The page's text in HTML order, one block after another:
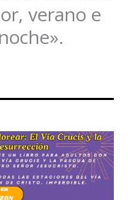
verano e